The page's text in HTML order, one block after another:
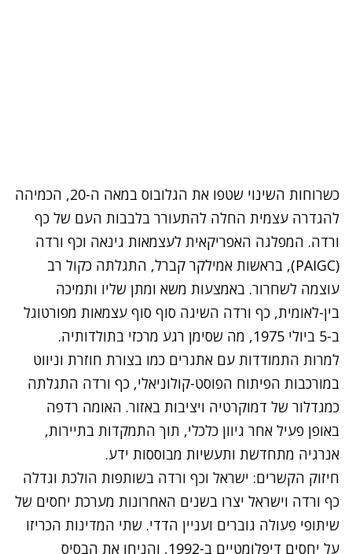
כשרוחות השינוי שטפו את הגלובוס במאה ה-20, הכמיהה
להגדרה עצמית החלה להתעורר בלבבות העם של כף
ורדה. המפלגה האפריקאית לעצמאות גינאה וכף ורדה
(PAIGC), בראשות אמילקר קברל, התגלתה כקול רב
עוצמה לשחרור. באמצעות משא ומתן שליו ותמיכה
בין-לאומית, כף ורדה השיגה סוף סוף עצמאות מפורטוגל
ב-5 ביולי 1975, מה שסימן רגע מרכזי בתולדותיה.
למרות התמודדות עם אתגרים כמו בצורת חוזרת וניווט
במורכבות הפיתוח הפוסט-קולוניאלי, כף ורדה התגלתה
כמגדלור של דמוקרטיה ויציבות באזור. האומה רדפה
באופן פעיל אחר גיוון כלכלי, תוך התמקדות בתיירות,
אנרגיה מתחדשת ותעשיות מבוססות ידע.
חיזוק הקשרים: ישראל וכף ורדה בשותפות הולכת וגדלה
כף ורדה וישראל יצרו בשנים האחרונות מערכת יחסים של
שיתופי פעולה גוברים ועניין הדדי. שתי המדינות הכריזו
על יחסים דיפלומטיים ב-1992, והניחו את הבסיס